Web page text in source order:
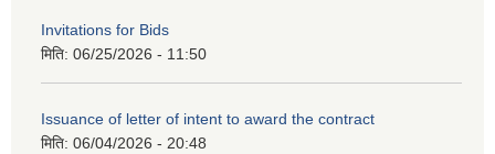
Invitations for Bids
मिति: 06/25/2026 - 11:50
Issuance of letter of intent to award the contract
मिति: 06/04/2026 - 20:48